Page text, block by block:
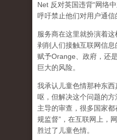
Net 反对英国违背“网络
呼吁禁止他们对用户通信
服务商在这里就扮演着
剥削人们接触互联网信
赋予Orange、政府，还
巨大的风险。
我承认儿童色情那种东
呕，但解决这个问题的
主导的审查，很多国家都
规监督”，在互联网上，
胜过了儿童色情。